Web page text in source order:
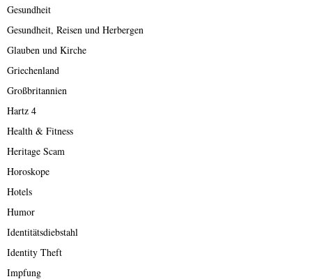
Gesundheit
Gesundheit, Reisen und Herbergen
Glauben und Kirche
Griechenland
Großbritannien
Hartz 4
Health & Fitness
Heritage Scam
Horoskope
Hotels
Humor
Identitätsdiebstahl
Identity Theft
Impfung